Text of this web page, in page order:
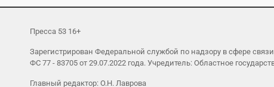
Пресса 53 16+
Зарегистрирован Федеральной службой по надзору в сфере
ФС 77 - 83705 от 29.07.2022 года. Учредитель: Областное
Главный редактор: О.Н. Лаврова